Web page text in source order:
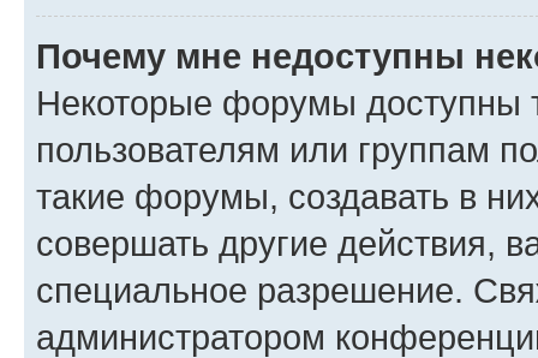
Почему мне недоступны
Некоторые форумы доступны
пользователям или группам
такие форумы, создавать в
совершать другие действия,
специальное разрешение.
администратором